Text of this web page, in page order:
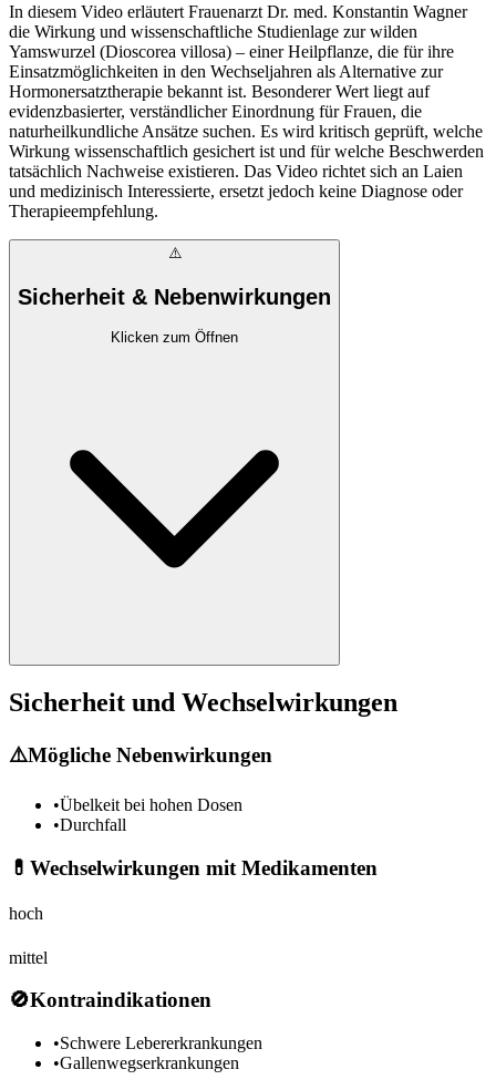
In diesem Video erläutert Frauenarzt Dr. med. Konstantin Wagner
die Wirkung und wissenschaftliche Studienlage zur wilden
Yamswurzel (Dioscorea villosa) – einer Heilpflanze, die für ihre
Einsatzmöglichkeiten in den Wechseljahren als Alternative zur
Hormonersatztherapie bekannt ist. Besonderer Wert liegt auf
evidenzbasierter, verständlicher Einordnung für Frauen, die
naturheilkundliche Ansätze suchen. Es wird kritisch geprüft, welche
Wirkung wissenschaftlich gesichert ist und für welche Beschwerden
tatsächlich Nachweise existieren. Das Video richtet sich an Laien
und medizinisch Interessierte, ersetzt jedoch keine Diagnose oder
Therapieempfehlung.
⚠️
Sicherheit & Nebenwirkungen
Klicken zum Öffnen
Sicherheit und Wechselwirkungen
⚠️Mögliche Nebenwirkungen
•Übelkeit bei hohen Dosen
•Durchfall
💊 Wechselwirkungen mit Medikamenten
hoch
mittel
🚫Kontraindikationen
•Schwere Lebererkrankungen
•Gallenwegserkrankungen